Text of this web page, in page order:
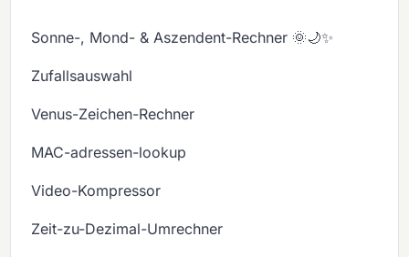
Sonne-, Mond- & Aszendent-Rechner 🌞🌙✨
Zufallsauswahl
Venus-Zeichen-Rechner
MAC-adressen-lookup
Video-Kompressor
Zeit-zu-Dezimal-Umrechner